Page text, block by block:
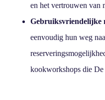
en het vertrouwen van
Gebruiksvriendelijke
eenvoudig hun weg
kookworkshops die De